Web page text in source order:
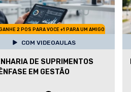
2 POS PARA VOCE +1 PARA UM AMIGO
COM VIDEOAULAS
DE SUPRIMENTOS
EM GESTÃO